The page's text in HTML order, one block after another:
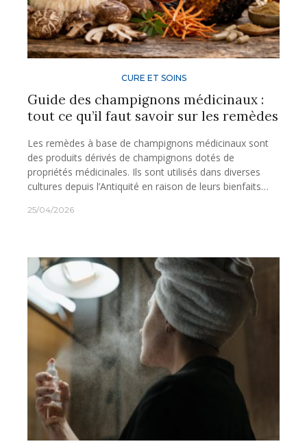
CURE ET SOINS
Guide des champignons médicinaux :
tout ce qu’il faut savoir sur les remèdes
Les remèdes à base de champignons médicinaux sont
des produits dérivés de champignons dotés de
propriétés médicinales. Ils sont utilisés dans diverses
cultures depuis l’Antiquité en raison de leurs bienfaits…
25/04/2026